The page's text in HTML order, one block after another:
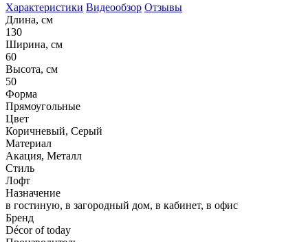
Характеристики Видеообзор Отзывы
Длина, см
130
Ширина, см
60
Высота, см
50
Форма
Прямоугольные
Цвет
Коричневый, Серый
Материал
Акация, Металл
Стиль
Лофт
Назначение
в гостиную, в загородный дом, в кабинет, в офис
Бренд
Décor of today